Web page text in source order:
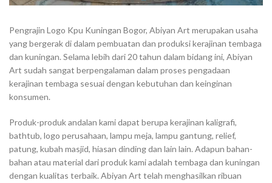
Pengrajin Logo Kpu Kuningan Bogor, Abiyan Art merupakan usaha
yang bergerak di dalam pembuatan dan produksi kerajinan tembaga
dan kuningan. Selama lebih dari 20 tahun dalam bidang ini, Abiyan
Art sudah sangat berpengalaman dalam proses pengadaan
kerajinan tembaga sesuai dengan kebutuhan dan keinginan
konsumen.
Produk-produk andalan kami dapat berupa kerajinan kaligrafi,
bathtub, logo perusahaan, lampu meja, lampu gantung, relief,
patung, kubah masjid, hiasan dinding dan lain lain. Adapun bahan-
bahan atau material dari produk kami adalah tembaga dan kuningan
dengan kualitas terbaik. Abiyan Art telah menghasilkan ribuan